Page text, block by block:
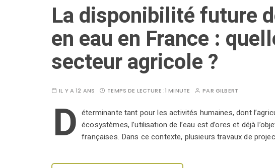
La disponibilité future
en eau en France :
secteur agricole ?
IL Y A 12 ANS TEMPS DE LECTURE :1 MINUTE PAR GILBERT
D éterminante tant pour les activités humaines, dont
écosystèmes, l’utilisation de l’eau est d’ores et déjà
françaises. Dans ce contexte, plusieurs travaux de